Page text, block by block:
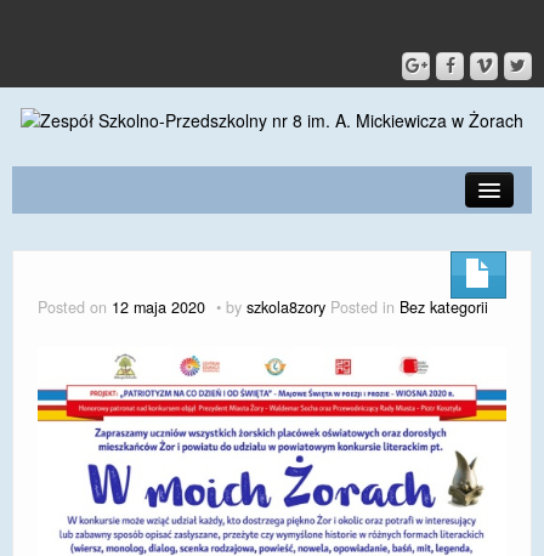
DLA RODZICÓW I UCZNIÓW
DLA PRACOWNIKÓW
GALERIA
SPORT
Posted on 12 maja 2020 by szkola8zory Posted in Bez kategorii